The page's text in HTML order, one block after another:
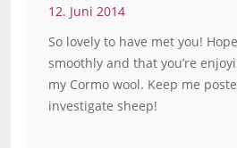
12. Juni 2014
So lovely to have met you!
smoothly and that you’re
my Cormo wool. Keep me
investigate sheep!